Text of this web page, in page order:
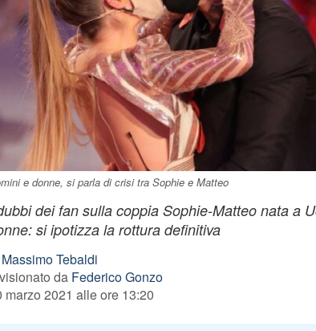
e donne, si parla di crisi tra Sophie e Matteo
dei fan sulla coppia Sophie-Matteo nata a
si ipotizza la rottura definitiva
Massimo Tebaldi
da Federico Gonzo
marzo 2021 alle ore 13:20